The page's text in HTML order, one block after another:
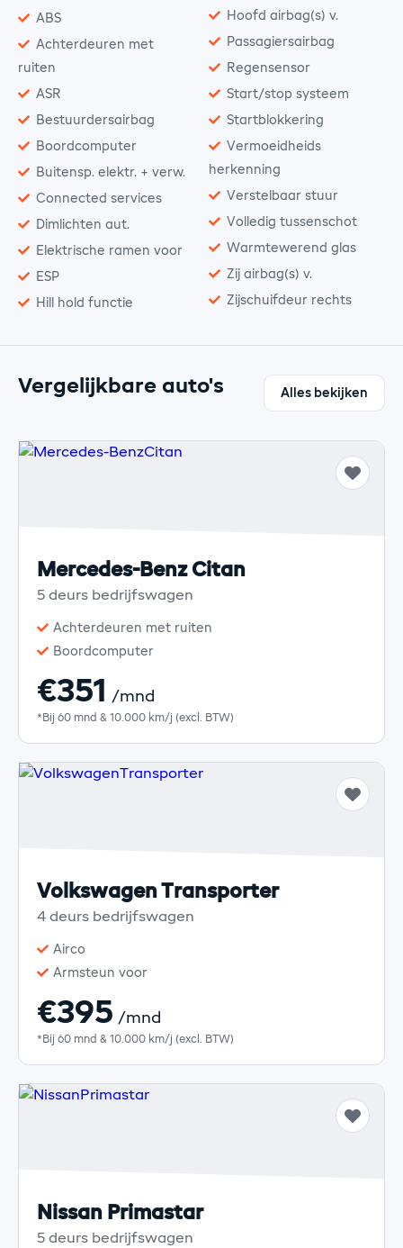
ABS
Achterdeuren met
ruiten
ASR
Bestuurdersairbag
Boordcomputer
Buitensp. elektr. + verw.
Connected services
Dimlichten aut.
Elektrische ramen voor
ESP
Hill hold functie
Hoofd airbag(s) v.
Passagiersairbag
Regensensor
Start/stop systeem
Startblokkering
Vermoeidheids
herkenning
Verstelbaar stuur
Volledig tussenschot
Warmtewerend glas
Zij airbag(s) v.
Zijschuifdeur rechts
Vergelijkbare auto's Alles bekijken
Mercedes-Benz Citan
5 deurs bedrijfswagen
Achterdeuren met ruiten
Boordcomputer
€351 /mnd
*Bij 60 mnd & 10.000 km/j (excl. BTW)
Volkswagen Transporter
4 deurs bedrijfswagen
Airco
Armsteun voor
€395 /mnd
*Bij 60 mnd & 10.000 km/j (excl. BTW)
Nissan Primastar
5 deurs bedrijfswagen